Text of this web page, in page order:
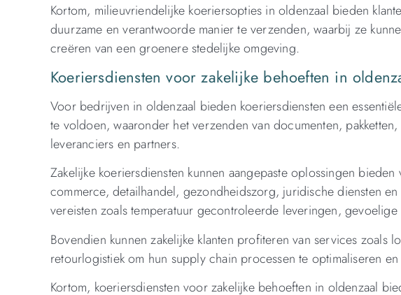
Kortom, milieuvriendelijke koeriersopties in oldenzaal bieden
duurzame en verantwoorde manier te verzenden, waarbij ze
creëren van een groenere stedelijke omgeving.
Koeriersdiensten voor zakelijke behoeften in
Voor bedrijven in oldenzaal bieden koeriersdiensten een
te voldoen, waaronder het verzenden van documenten,
leveranciers en partners.
Zakelijke koeriersdiensten kunnen aangepaste oplossingen
commerce, detailhandel, gezondheidszorg, juridische diensten
vereisten zoals temperatuur gecontroleerde leveringen,
Bovendien kunnen zakelijke klanten profiteren van services zoals
retourlogistiek om hun supply chain processen te optimaliseren
Kortom, koeriersdiensten voor zakelijke behoeften in oldenzaal